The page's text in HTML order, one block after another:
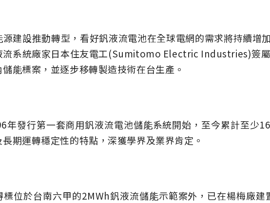
建設推動轉型，看好釩液流電池在全球電網的需求將持續增
流系統廠家日本住友電工(Sumitomo Electric Industries)簽
能標案，並逐步移轉製造技術在台生產。
年發行第一套商用釩液流電池儲能系統開始，至今累計至少
期運轉穩定性的特點，深獲學界及業界肯定。
標位於台南六甲的2MWh釩液流儲能示範案外，已在楊梅廠